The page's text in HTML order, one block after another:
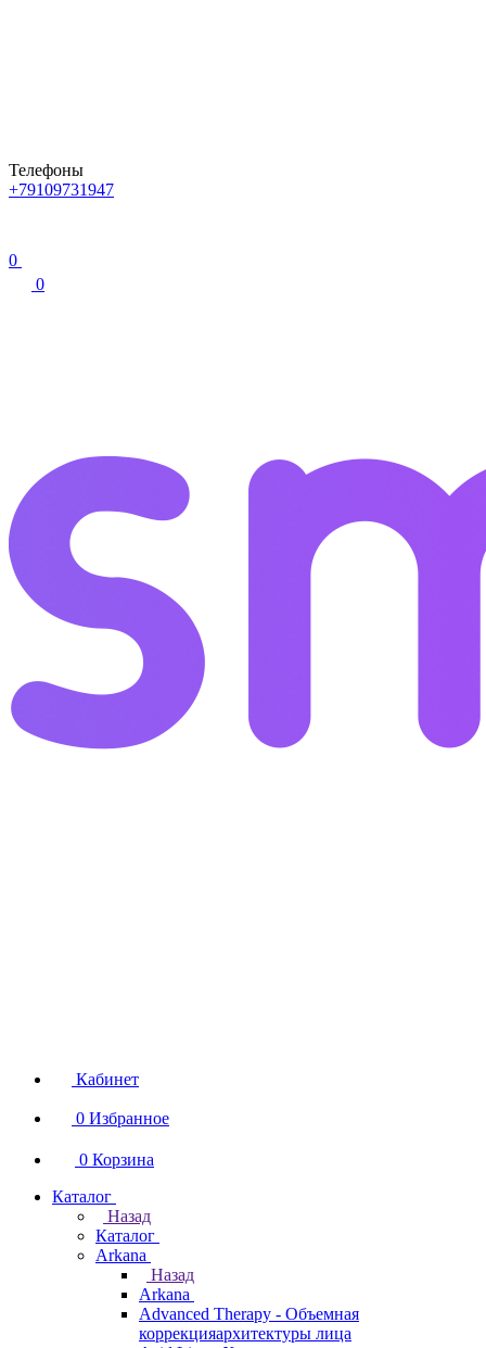
Телефоны
+79109731947
0
0
Кабинет
0 Избранное
0 Корзина
Каталог
Назад
Каталог
Arkana
Назад
Arkana
Advanced Therapy - Объемная
коррекцияархитектуры лица